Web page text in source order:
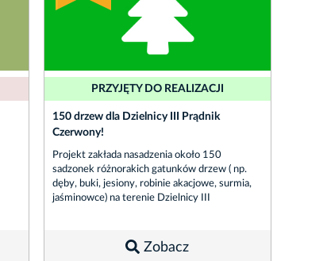
PRZYJĘTY DO REALIZACJI
150 drzew dla Dzielnicy III Prądnik
Czerwony!
Projekt zakłada nasadzenia około 150
sadzonek różnorakich gatunków drzew ( np.
dęby, buki, jesiony, robinie akacjowe, surmia,
jaśminowce) na terenie Dzielnicy III
Zobacz